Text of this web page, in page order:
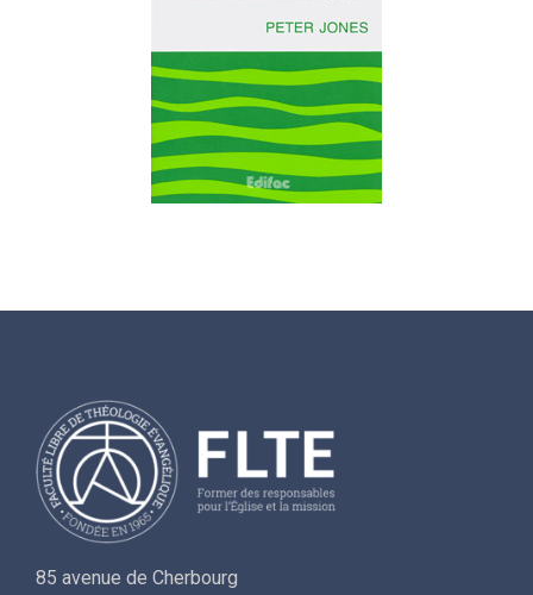
85 avenue de Cherbourg